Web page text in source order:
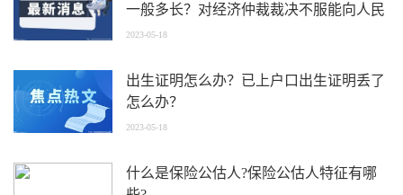
一般多长？对经济仲裁裁决不服能向人民
法院起诉吗？
2023-05-18
出生证明怎么办？已上户口出生证明丢了
怎么办？
2023-05-18
什么是保险公估人?保险公估人特征有哪